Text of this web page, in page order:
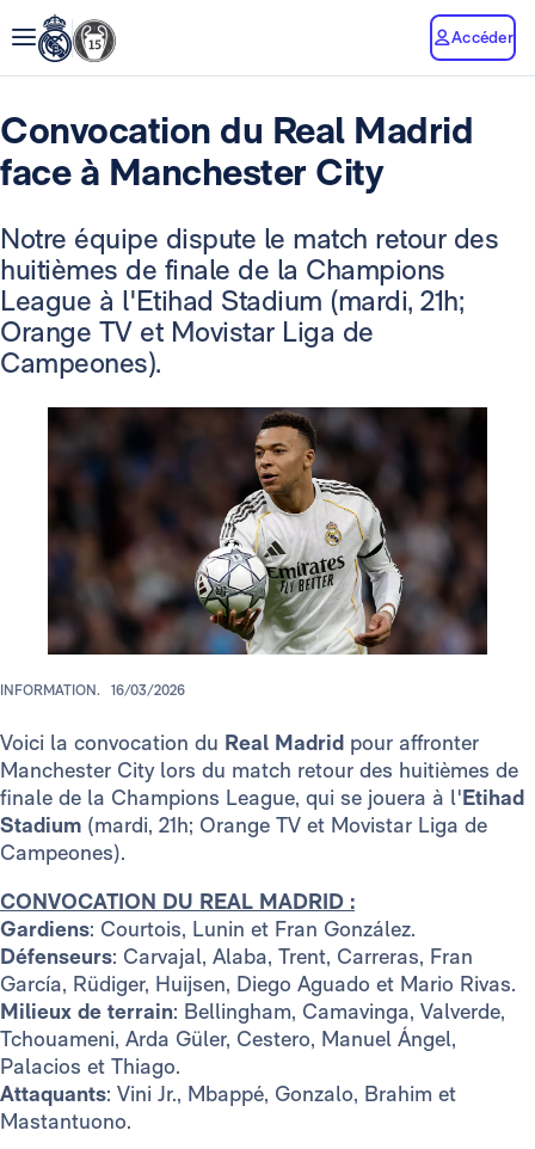
Accéder
Convocation du Real Madrid
face à Manchester City
Notre équipe dispute le match retour des
huitièmes de finale de la Champions
League à l'Etihad Stadium (mardi, 21h;
Orange TV et Movistar Liga de
Campeones).
INFORMATION. 16/03/2026
Voici la convocation du Real Madrid pour affronter
Manchester City lors du match retour des huitièmes de
finale de la Champions League, qui se jouera à l'Etihad
Stadium (mardi, 21h; Orange TV et Movistar Liga de
Campeones).
CONVOCATION DU REAL MADRID :
Gardiens: Courtois, Lunin et Fran González.
Défenseurs: Carvajal, Alaba, Trent, Carreras, Fran
García, Rüdiger, Huijsen, Diego Aguado et Mario Rivas.
Milieux de terrain: Bellingham, Camavinga, Valverde,
Tchouameni, Arda Güler, Cestero, Manuel Ángel,
Palacios et Thiago.
Attaquants: Vini Jr., Mbappé, Gonzalo, Brahim et
Mastantuono.